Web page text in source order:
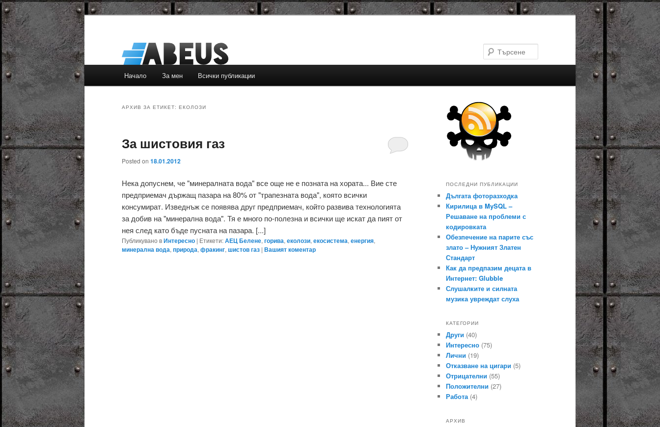
Към
Към
Начало За мен Всички публикации
АРХИВ ЗА ЕТИКЕТ: ЕКОЛОЗИ
За шистовия газ
Posted on 18.01.2012
Нека допуснем, че "минералната вода" все още не е позната на хората... Вие сте
предприемач държащ пазара на 80% от "трапезната вода", която всички
консумират. Изведнъж се появява друг предприемач, който развива технологията
за добив на "минерална вода". Тя е много по-полезна и всички ще искат да пият от
нея след като бъде пусната на пазара. [...]
Публикувано вИнтересно | Етикети:АЕЦ Белене, горива, еколози, екосистема, енергия,
минерална вода, природа, фракинг, шистов газ | Вашият коментар
ПОСЛЕДНИ ПУБЛИКАЦИИ
Дългата фоторазходка
Кирилица в MySQL –
Решаване на проблеми с
кодировката
Обезпечение на парите със
злато – Нужният Златен
Стандарт
Как да предпазим децата в
Интернет: Glubble
Слушалките и силната
музика увреждат слуха
КАТЕГОРИИ
Други (40)
Интересно (75)
Лични (19)
Отказване на цигари (5)
Отрицателни (55)
Положителни (27)
Работа(4)
АРХИВ